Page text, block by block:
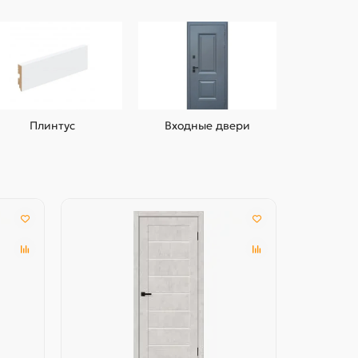
Плинтус Входные двери